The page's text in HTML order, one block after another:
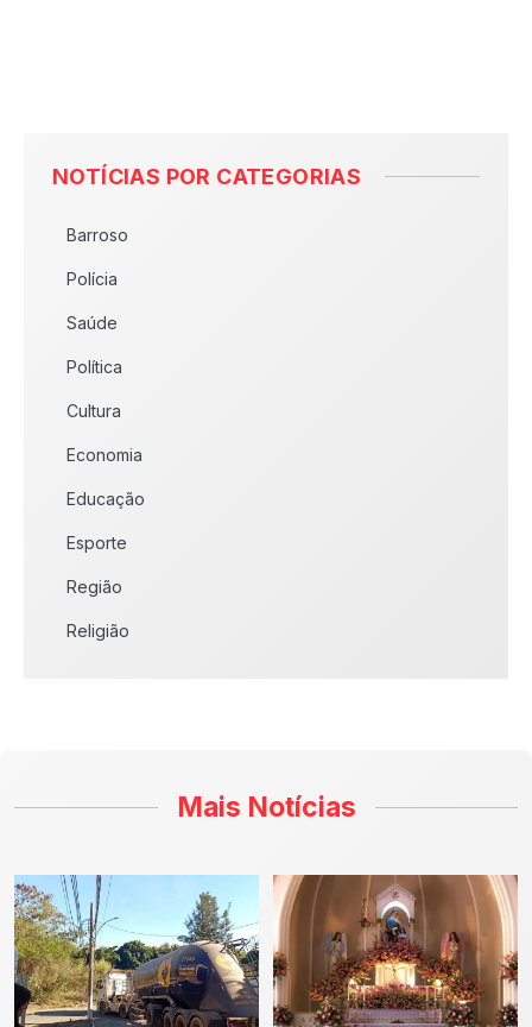
NOTÍCIAS POR CATEGORIAS
Barroso
Polícia
Saúde
Política
Cultura
Economia
Educação
Esporte
Região
Religião
Mais Notícias